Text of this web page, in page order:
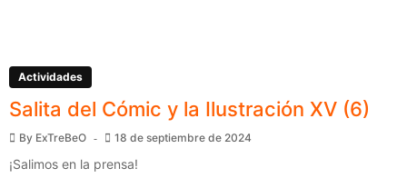
Actividades
Salita del Cómic y la Ilustración XV (6)
By ExTreBeO 18 de septiembre de 2024
¡Salimos en la prensa!